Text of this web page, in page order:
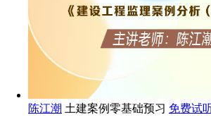
陈江潮 土建案例零基础预习 免费试